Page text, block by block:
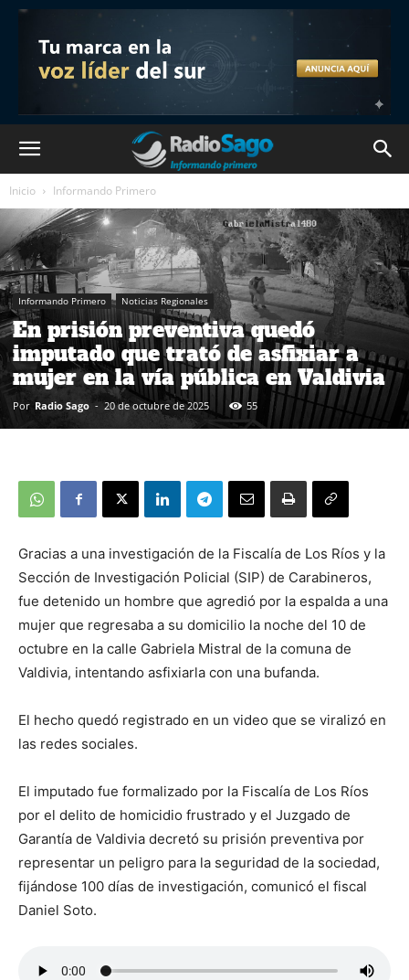
Inicio Informando Primero
Informando Primero Noticias Regionales
En prisión preventiva quedó
imputado que trató de asfixiar a
mujer en la vía pública en Valdivia
Por Radio Sago - 20 de octubre de 2025 55
Gracias a una investigación de la Fiscalía de Los Ríos y la
Sección de Investigación Policial (SIP) de Carabineros,
fue detenido un hombre que agredió por la espalda a una
mujer que regresaba a su domicilio la noche del 10 de
octubre en la calle Gabriela Mistral de la comuna de
Valdivia, intentando asfixiarla con una bufanda.
El hecho quedó registrado en un video que se viralizó en
las redes sociales.
El imputado fue formalizado por la Fiscalía de Los Ríos
por el delito de homicidio frustrado y el Juzgado de
Garantía de Valdivia decretó su prisión preventiva por
representar un peligro para la seguridad de la sociedad,
fijándose 100 días de investigación, comunicó el fiscal
Daniel Soto.